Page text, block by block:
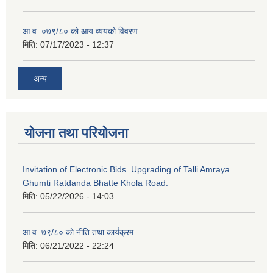
आ.व. ०७९/८० को आय व्ययको विवरण
मिति: 07/17/2023 - 12:37
अन्य
योजना तथा परियोजना
Invitation of Electronic Bids. Upgrading of Talli Amraya
Ghumti Ratdanda Bhatte Khola Road.
मिति: 05/22/2026 - 14:03
आ.व. ७९/८० को नीति तथा कार्यक्रम
मिति: 06/21/2022 - 22:24